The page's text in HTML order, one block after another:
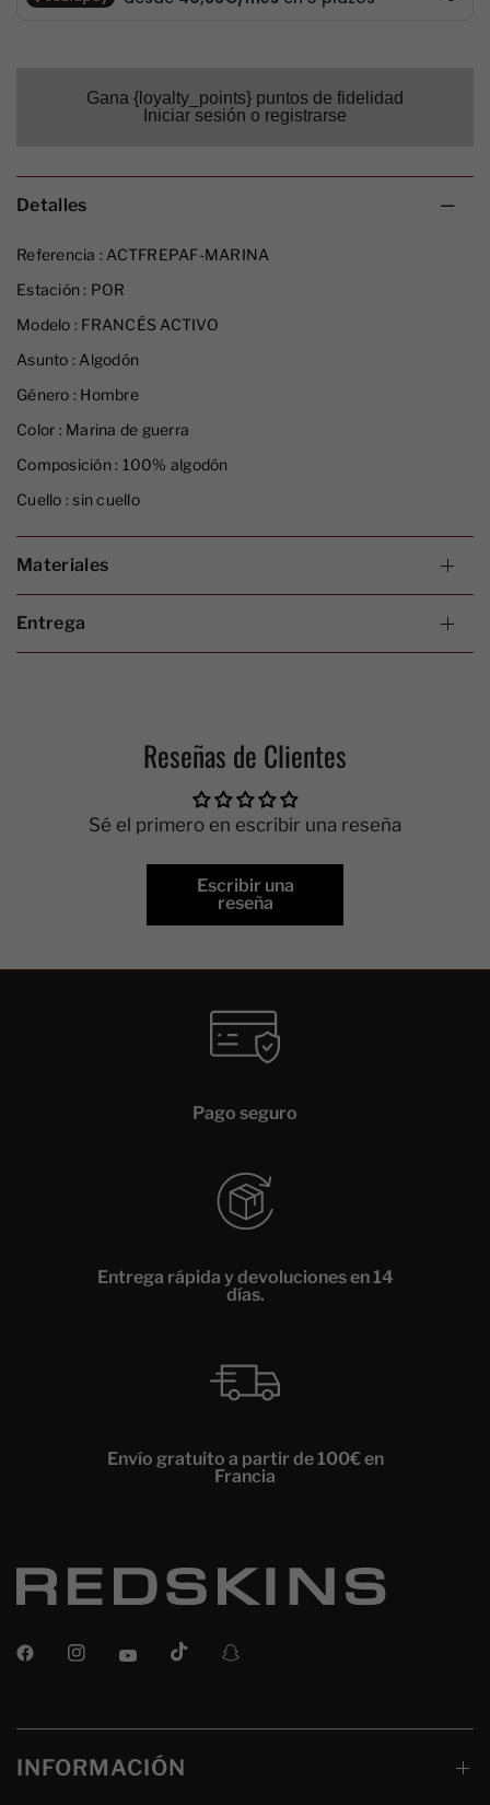
Gana {loyalty_points} puntos de fidelidad
Iniciar sesión o registrarse
Detalles
Referencia : ACTFREPAF-MARINA
Estación : POR
Modelo : FRANCÉS ACTIVO
Asunto : Algodón
Género : Hombre
Color : Marina de guerra
Composición : 100% algodón
Cuello : sin cuello
Materiales
Entrega
Reseñas de Clientes
Sé el primero en escribir una reseña
Escribir una
reseña
Pago seguro
Entrega rápida y devoluciones en 14
días.
Envío gratuito a partir de 100€ en
Francia
INFORMACIÓN